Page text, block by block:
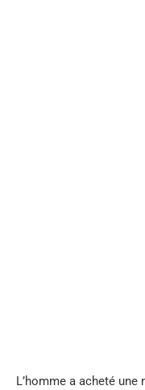
L’homme a acheté